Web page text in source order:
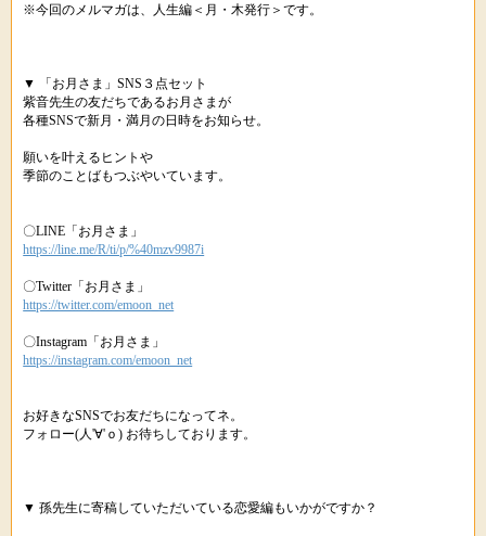
※今回のメルマガは、人生編＜月・木発行＞です。
▼ 「お月さま」SNS３点セット
紫音先生の友だちであるお月さまが
各種SNSで新月・満月の日時をお知らせ。
願いを叶えるヒントや
季節のことばもつぶやいています。
〇LINE「お月さま」
https://line.me/R/ti/p/%40mzv9987i
〇Twitter「お月さま」
https://twitter.com/emoon_net
〇Instagram「お月さま」
https://instagram.com/emoon_net
お好きなSNSでお友だちになってネ。
フォロー(人'∀'ｏ) お待ちしております。
▼ 孫先生に寄稿していただいている恋愛編もいかがですか？